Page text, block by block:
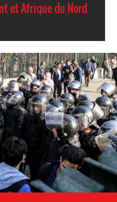
et Afrique du Nord